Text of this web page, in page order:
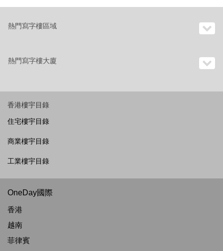
熱門寫字樓區域
熱門寫字樓大廈
香港樓宇目錄
住宅樓宇目錄
商業樓宇目錄
工業樓宇目錄
OneDay國際
香港
越南
菲律賓